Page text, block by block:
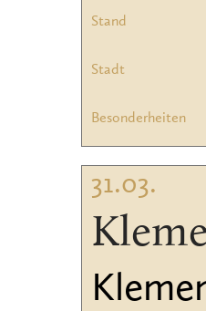
Stand
Stadt
Besonderheiten
31.03.